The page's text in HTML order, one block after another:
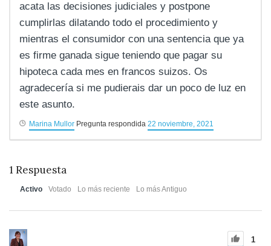
acata las decisiones judiciales y postpone
cumplirlas dilatando todo el procedimiento y
mientras el consumidor con una sentencia que ya
es firme ganada sigue teniendo que pagar su
hipoteca cada mes en francos suizos. Os
agradecería si me pudierais dar un poco de luz en
este asunto.
Marina Mullor Pregunta respondida 22 noviembre, 2021
1 Respuesta
Activo Votado Lo más reciente Lo más Antiguo
1